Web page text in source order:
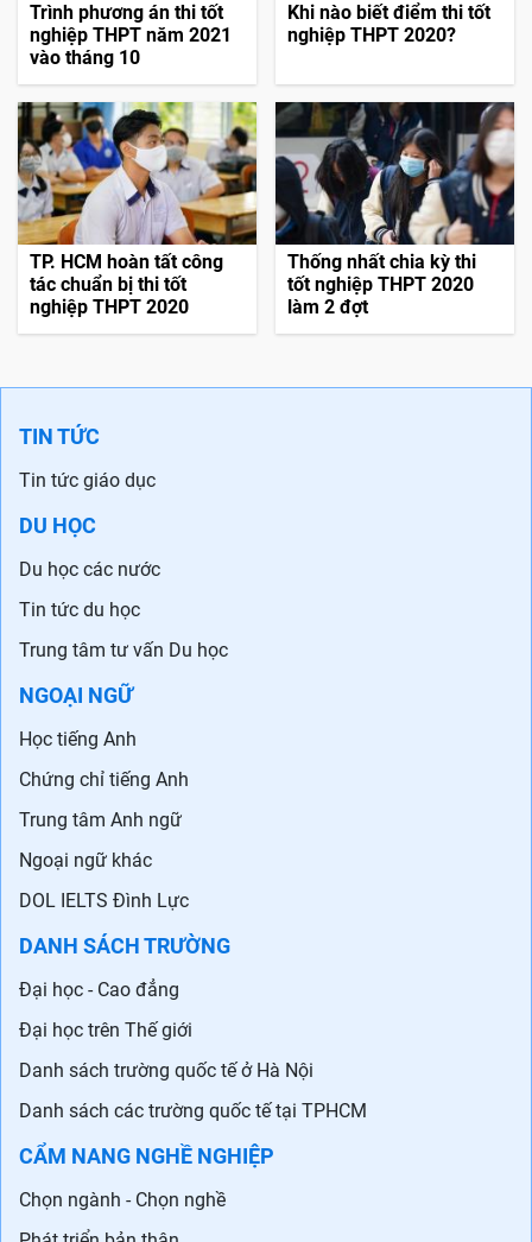
Trình phương án thi tốt
nghiệp THPT năm 2021
vào tháng 10
Khi nào biết điểm thi tốt
nghiệp THPT 2020?
TP. HCM hoàn tất công
tác chuẩn bị thi tốt
nghiệp THPT 2020
Thống nhất chia kỳ thi
tốt nghiệp THPT 2020
làm 2 đợt
TIN TỨC
Tin tức giáo dục
DU HỌC
Du học các nước
Tin tức du học
Trung tâm tư vấn Du học
NGOẠI NGỮ
Học tiếng Anh
Chứng chỉ tiếng Anh
Trung tâm Anh ngữ
Ngoại ngữ khác
DOL IELTS Đình Lực
DANH SÁCH TRƯỜNG
Đại học - Cao đẳng
Đại học trên Thế giới
Danh sách trường quốc tế ở Hà Nội
Danh sách các trường quốc tế tại TPHCM
CẨM NANG NGHỀ NGHIỆP
Chọn ngành - Chọn nghề